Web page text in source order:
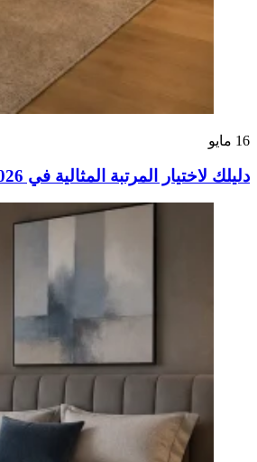
16 مايو
دليلك لاختيار المرتبة المثالية في 2026